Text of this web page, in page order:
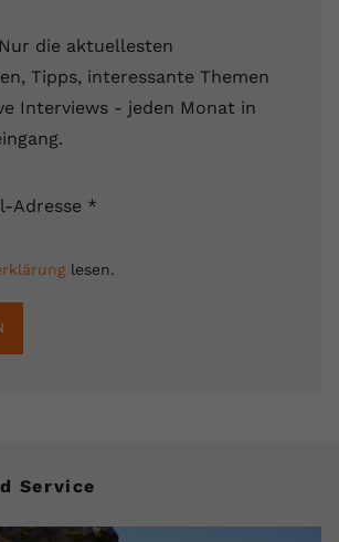
die aktuellesten
Tipps, interessante Themen
Interviews - jeden Monat in
Adresse *
lesen.
Service